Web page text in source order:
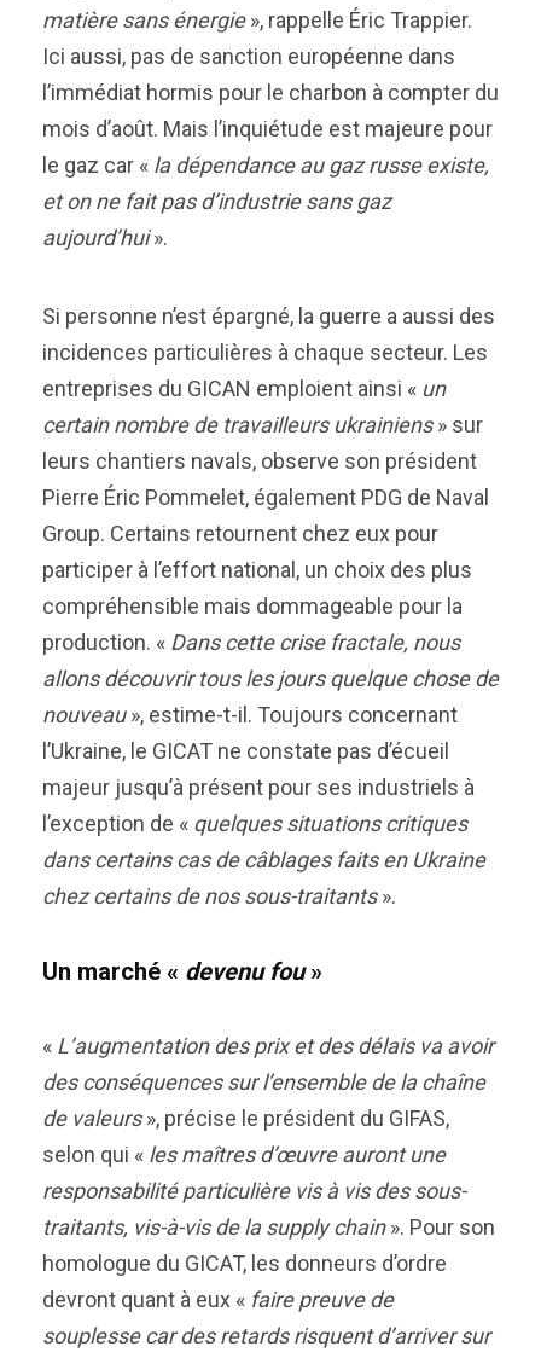
matière sans énergie», rappelle Éric Trappier.
Ici aussi, pas de sanction européenne dans
l’immédiat hormis pour le charbon à compter du
mois d’août. Mais l’inquiétude est majeure pour
le gaz car « la dépendance au gaz russe existe,
et on ne fait pas d’industrie sans gaz
aujourd’hui».
Si personne n’est épargné, la guerre a aussi des
incidences particulières à chaque secteur. Les
entreprises du GICAN emploient ainsi « un
certain nombre de travailleurs ukrainiens» sur
leurs chantiers navals, observe son président
Pierre Éric Pommelet, également PDG de Naval
Group. Certains retournent chez eux pour
participer à l’effort national, un choix des plus
compréhensible mais dommageable pour la
production. « Dans cette crise fractale, nous
allons découvrir tous les jours quelque chose de
nouveau», estime-t-il. Toujours concernant
l’Ukraine, le GICAT ne constate pas d’écueil
majeur jusqu’à présent pour ses industriels à
l’exception de « quelques situations critiques
dans certains cas de câblages faits en Ukraine
chez certains de nos sous-traitants».
Un marché « devenu fou»
« L’augmentation des prix et des délais va avoir
des conséquences sur l’ensemble de la chaîne
de valeurs», précise le président du GIFAS,
selon qui « les maîtres d’œuvre auront une
responsabilité particulière vis à vis des sous-
traitants, vis-à-vis de la supply chain». Pour son
homologue du GICAT, les donneurs d’ordre
devront quant à eux « faire preuve de
souplesse car des retards risquent d’arriver sur